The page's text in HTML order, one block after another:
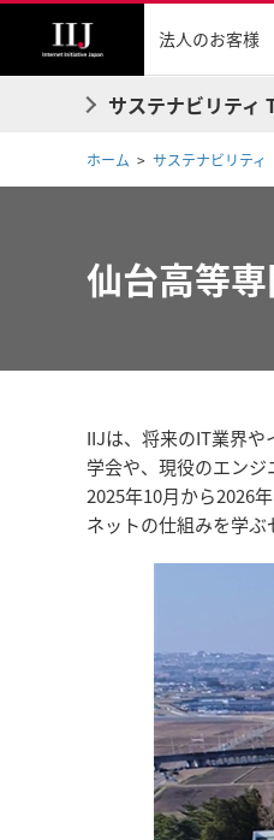
法人のお客様
サステナビリティ
ホーム サステナビリティ
仙台高等
IIJは、将来のIT業界
学会や、現役のエンジ
2025年10月から2026
ネットの仕組みを学ぶ